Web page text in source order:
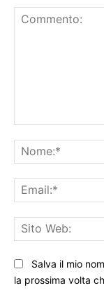
Salva il mio
la prossima volta